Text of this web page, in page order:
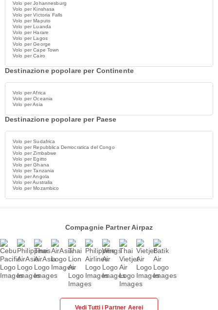
Volo per Johannesburg
Volo per Kinshasa
Volo per Victoria Falls
Volo per Maputo
Volo per Luanda
Volo per Harare
Volo per Lagos
Volo per George
Volo per Cape Town
Volo per Cairo
Destinazione popolare per Continente
Volo per Africa
Volo per Oceania
Volo per Asia
Destinazione popolare per Paese
Volo per Sudafrica
Volo per Repubblica Democratica del Congo
Volo per Zimbabwe
Volo per Egitto
Volo per Ghana
Volo per Tanzania
Volo per Angola
Volo per Australia
Volo per Mozambico
Compagnie Partner Airpaz
Vedi Tutti i Partner Aerei